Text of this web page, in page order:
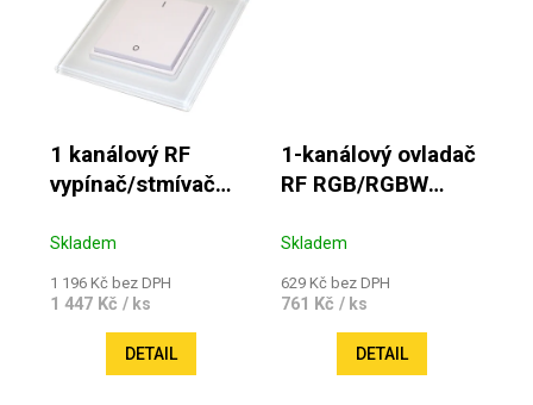
1 kanálový RF
vypínač/stmívač
Skladem
1 196 Kč bez DPH
1 447 Kč / ks
DETAIL
1-kanálový ovladač
RF RGB/RGBW
Skladem
629 Kč bez DPH
761 Kč / ks
DETAIL